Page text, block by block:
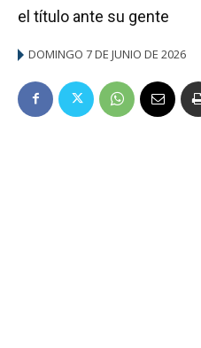
el título ante su gente
DOMINGO 7 DE JUNIO DE 2026